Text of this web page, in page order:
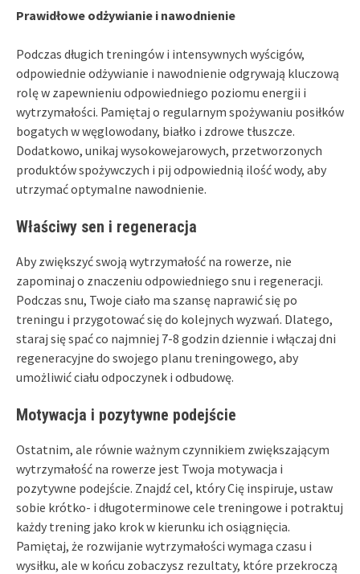
Prawidłowe odżywianie i nawodnienie
Podczas długich treningów i intensywnych wyścigów,
odpowiednie odżywianie i nawodnienie odgrywają kluczową
rolę w zapewnieniu odpowiedniego poziomu energii i
wytrzymałości. Pamiętaj o regularnym spożywaniu posiłków
bogatych w węglowodany, białko i zdrowe tłuszcze.
Dodatkowo, unikaj wysokowejarowych, przetworzonych
produktów spożywczych i pij odpowiednią ilość wody, aby
utrzymać optymalne nawodnienie.
Właściwy sen i regeneracja
Aby zwiększyć swoją wytrzymałość na rowerze, nie
zapominaj o znaczeniu odpowiedniego snu i regeneracji.
Podczas snu, Twoje ciało ma szansę naprawić się po
treningu i przygotować się do kolejnych wyzwań. Dlatego,
staraj się spać co najmniej 7-8 godzin dziennie i włączaj dni
regeneracyjne do swojego planu treningowego, aby
umożliwić ciału odpoczynek i odbudowę.
Motywacja i pozytywne podejście
Ostatnim, ale równie ważnym czynnikiem zwiększającym
wytrzymałość na rowerze jest Twoja motywacja i
pozytywne podejście. Znajdź cel, który Cię inspiruje, ustaw
sobie krótko- i długoterminowe cele treningowe i potraktuj
każdy trening jako krok w kierunku ich osiągnięcia.
Pamiętaj, że rozwijanie wytrzymałości wymaga czasu i
wysiłku, ale w końcu zobaczysz rezultaty, które przekroczą